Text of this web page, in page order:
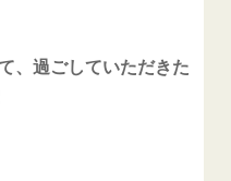
、過ごしていただきた